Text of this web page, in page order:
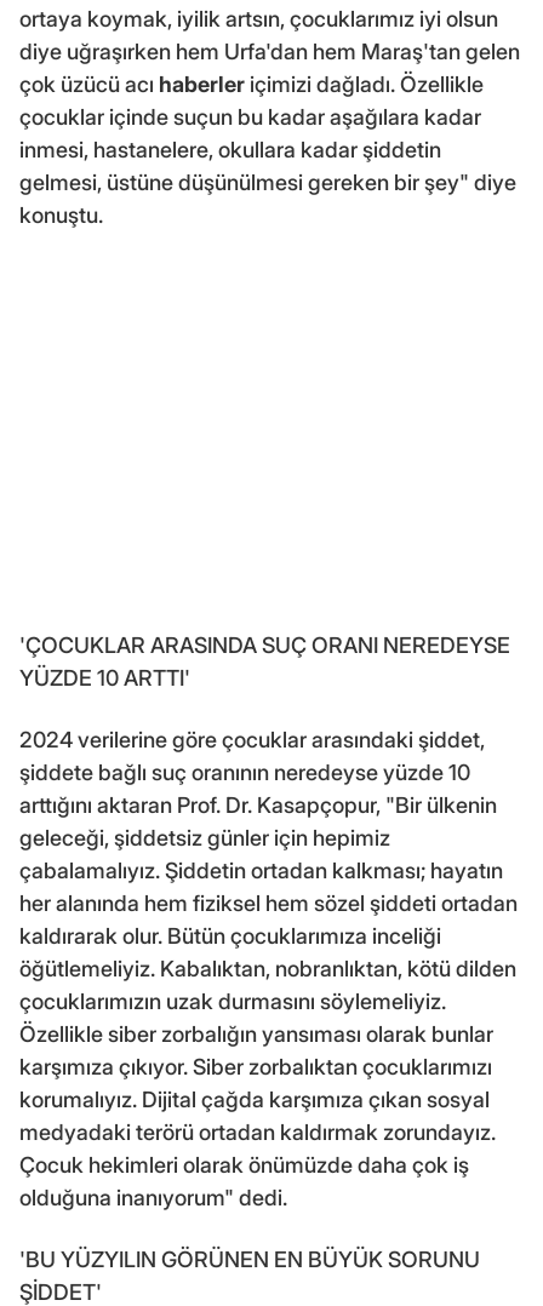
ortaya koymak, iyilik artsın, çocuklarımız iyi olsun
diye uğraşırken hem Urfa'dan hem Maraş'tan gelen
çok üzücü acı haberler içimizi dağladı. Özellikle
çocuklar içinde suçun bu kadar aşağılara kadar
inmesi, hastanelere, okullara kadar şiddetin
gelmesi, üstüne düşünülmesi gereken bir şey" diye
konuştu.
'ÇOCUKLAR ARASINDA SUÇ ORANI NEREDEYSE
YÜZDE 10 ARTTI'
2024 verilerine göre çocuklar arasındaki şiddet,
şiddete bağlı suç oranının neredeyse yüzde 10
arttığını aktaran Prof. Dr. Kasapçopur, "Bir ülkenin
geleceği, şiddetsiz günler için hepimiz
çabalamalıyız. Şiddetin ortadan kalkması; hayatın
her alanında hem fiziksel hem sözel şiddeti ortadan
kaldırarak olur. Bütün çocuklarımıza inceliği
öğütlemeliyiz. Kabalıktan, nobranlıktan, kötü dilden
çocuklarımızın uzak durmasını söylemeliyiz.
Özellikle siber zorbalığın yansıması olarak bunlar
karşımıza çıkıyor. Siber zorbalıktan çocuklarımızı
korumalıyız. Dijital çağda karşımıza çıkan sosyal
medyadaki terörü ortadan kaldırmak zorundayız.
Çocuk hekimleri olarak önümüzde daha çok iş
olduğuna inanıyorum" dedi.
'BU YÜZYILIN GÖRÜNEN EN BÜYÜK SORUNU
ŞİDDET'